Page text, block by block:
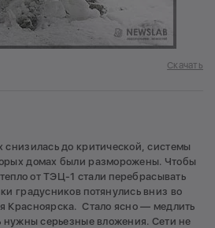
Скачать
снизилась до критической, системы
домах были разморожены. Чтобы
от ТЭЦ-1 стали перебрасывать
градусников потянулись вниз во
Красноярска. Стало ясно — медлить
нужны серьезные вложения. Сети не